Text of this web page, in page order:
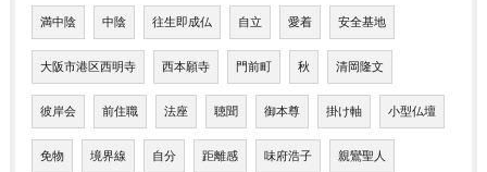
満中陰 中陰 往生即成仏 自立 愛着 安全基地
大阪市港区西明寺 西本願寺 門前町 秋 清岡隆文
彼岸会 前住職 法座 聴聞 御本尊 掛け軸 小型仏壇
免物 境界線 自分 距離感 味府浩子 親鸞聖人